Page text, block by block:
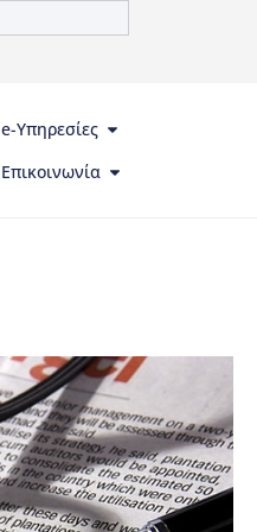
e-Υπηρεσίες
Επικοινωνία